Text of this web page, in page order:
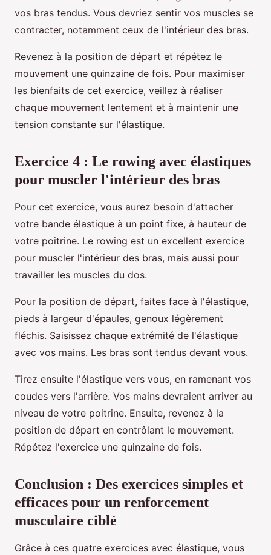
vos bras tendus. Vous devriez sentir vos muscles se
contracter, notamment ceux de l'intérieur des bras.
Revenez à la position de départ et répétez le
mouvement une quinzaine de fois. Pour maximiser
les bienfaits de cet exercice, veillez à réaliser
chaque mouvement lentement et à maintenir une
tension constante sur l'élastique.
Exercice 4 : Le rowing avec élastiques
pour muscler l'intérieur des bras
Pour cet exercice, vous aurez besoin d'attacher
votre bande élastique à un point fixe, à hauteur de
votre poitrine. Le rowing est un excellent exercice
pour muscler l'intérieur des bras, mais aussi pour
travailler les muscles du dos.
Pour la position de départ, faites face à l'élastique,
pieds à largeur d'épaules, genoux légèrement
fléchis. Saisissez chaque extrémité de l'élastique
avec vos mains. Les bras sont tendus devant vous.
Tirez ensuite l'élastique vers vous, en ramenant vos
coudes vers l'arrière. Vos mains devraient arriver au
niveau de votre poitrine. Ensuite, revenez à la
position de départ en contrôlant le mouvement.
Répétez l'exercice une quinzaine de fois.
Conclusion : Des exercices simples et
efficaces pour un renforcement
musculaire ciblé
Grâce à ces quatre exercices avec élastique, vous